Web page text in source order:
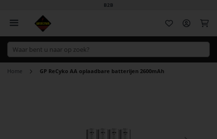
B2B
Home GP ReCyko AA oplaadbare batterijen 2600mAh